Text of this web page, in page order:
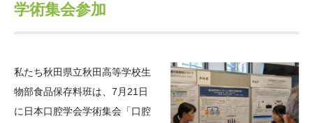
役員・評議員 公開情報
年報一覧 中谷財団レポート
大学院生奨学金
国際学生交流プログラ
アクセス よくあるご質問
日本語 English マイページ
学術集会参加
私たち秋田県立秋田高等学校生
物部食品保存料班は、7月21日
に日本口腔学会学術集会「口腔